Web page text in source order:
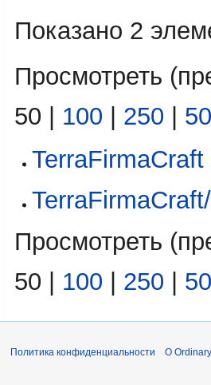
Показано 2
Просмотреть (
50 | 100 | 250 |
TerraFirmaCraft
Просмотреть (
50 | 100 | 250 |
Политика конфиденциальности О